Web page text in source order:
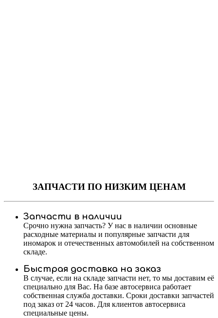
ЗАПЧАСТИПО НИЗКИМ ЦЕНАМ
Запчасти в наличии
Срочно нужна запчасть? У нас в наличии основные
расходные материалы и популярные запчасти для
иномарок и отечественных автомобилей на собственном
складе.
Быстрая доставка на заказ
В случае, если на складе запчасти нет, то мы доставим её
специально для Вас. На базе автосервиса работает
собственная служба доставки. Сроки доставки запчастей
под заказ от 24 часов. Для клиентов автосервиса
специальные цены.